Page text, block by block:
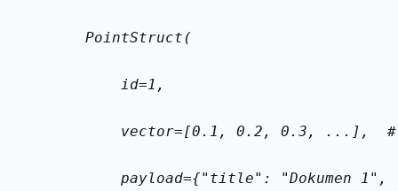
        PointStruct(
            id=1,
vector=[0.1, 0.2, 0.3, ...],
payload={"title": "Dokumen 1",